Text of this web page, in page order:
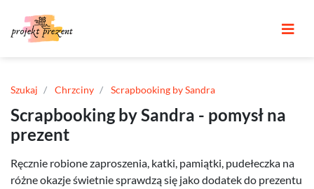
Szukaj Chrzciny Scrapbooking by Sandra
Scrapbooking by Sandra - pomysł na
prezent
Ręcznie robione zaproszenia, katki, pamiątki, pudełeczka na
różne okazje świetnie sprawdzą się jako dodatek do prezentu